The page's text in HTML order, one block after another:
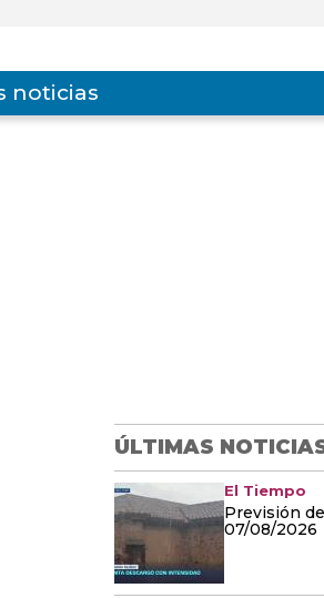
noticias
ÚLTIMAS
El Tiempo
Previsión
07/08/2026